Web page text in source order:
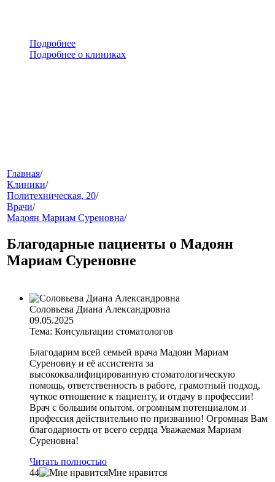
Подробнее
Подробнее о клиниках
меню
клиники
Главная/
Клиники/
Политехническая, 20/
Врачи/
Мадоян Мариам Суреновна/
Благодарные пациенты о Мадоян
Мариам Суреновне
Соловьева Диана Александровна
09.05.2025
Тема: Консультации стоматологов
Благодарим всей семьей врача Мадоян Мариам
Суреновну и её ассистента за
высококвалифицированную стоматологическую
помощь, ответственность в работе, грамотный подход,
чуткое отношение к пациенту, и отдачу в профессии!
Врач с большим опытом, огромным потенциалом и
профессия действительно по призванию! Огромная Вам
благодарность от всего сердца Уважаемая Мариам
Суреновна!
Читать полностью
44
Мне нравится